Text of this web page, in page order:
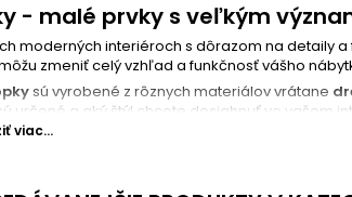
- malé prvky s veľkým
moderných interiéroch s dôrazom na detaily
zmeniť celý vzhľad a funkčnosť vášho
sú vyrobené z rôznych materiálov vrátane
určené a aký štýl chcete dosiahnuť vo vašom
k funkčnosti a nezameniteľnému vzhľadu
e-shope nájdete rôzne druhy knopiek, vrátane
viac...